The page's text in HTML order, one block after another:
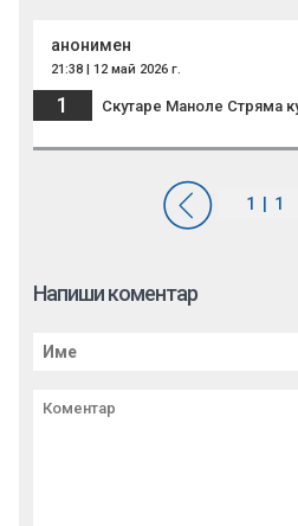
анонимен
21:38 | 12 май 2026 г.
1 Скутаре Маноле Стряма
Напиши коментар